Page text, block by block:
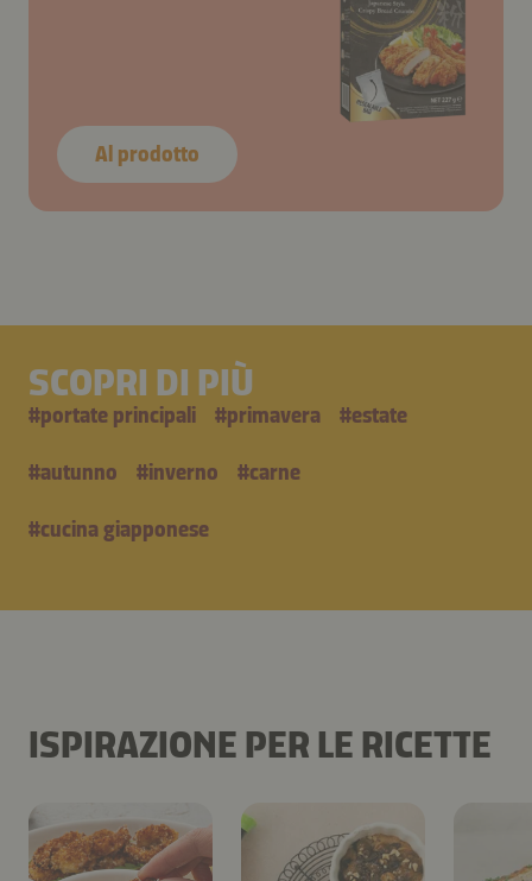
Al prodotto
SCOPRI DI PIÙ
#portate principali #primavera #estate
#autunno #inverno #carne
#cucina giapponese
ISPIRAZIONE PER LE RICETTE